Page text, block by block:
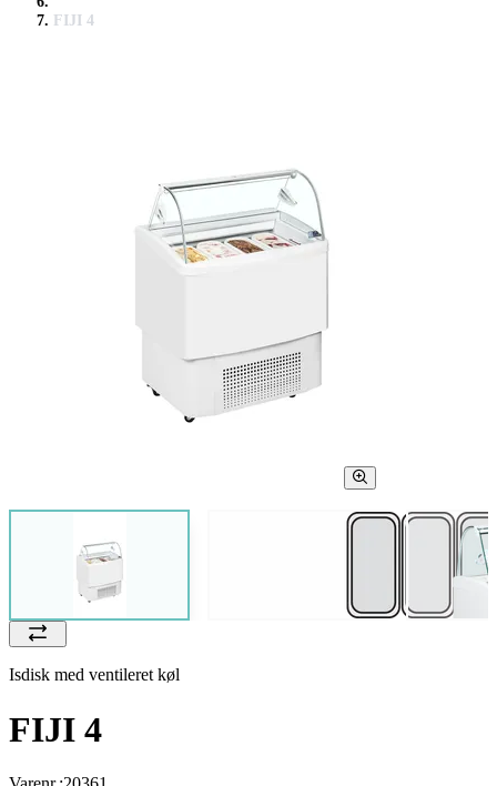
FIJI 4
Isdisk med ventileret køl
FIJI 4